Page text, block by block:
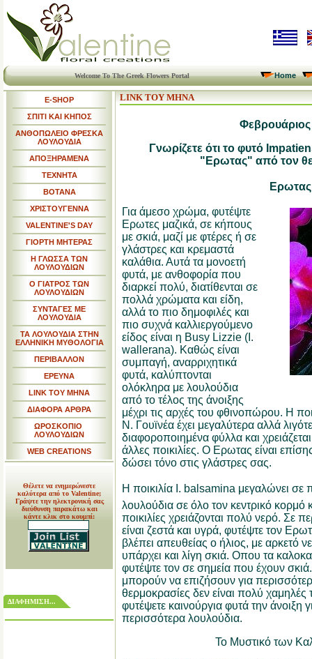
Welcome To The Greek Flowers Portal Home
E-SHOP
ΣΠΙΤΙ ΚΑΙ ΚΗΠΟΣ
ΑΝΘΟΠΩΛΕΙΟ ΦΡΕΣΚΑ
ΛΟΥΛΟΥΔΙΑ
ΑΠΟΞΗΡΑΜΕΝΑ
ΤΕΧΝΗΤΑ
ΒΟΤΑΝΑ
ΧΡΙΣΤΟΥΓΕΝΝΑ
VALENTINE'S DAY
ΓΙΟΡΤΗ ΜΗΤΕΡΑΣ
Η ΓΛΩΣΣΑ ΤΩΝ
ΛΟΥΛΟΥΔΙΩΝ
Ο ΓΙΑΤΡΟΣ ΤΩΝ
ΛΟΥΛΟΥΔΙΩΝ
ΣΥΝΤΑΓΕΣ ΜΕ
ΛΟΥΛΟΥΔΙΑ
ΤΑ ΛΟΥΛΟΥΔΙΑ ΣΤΗΝ
ΕΛΛΗΝΙΚΗ ΜΥΘΟΛΟΓΙΑ
ΠΕΡΙΒΑΛΛΟΝ
ΕΡΕΥΝΑ
LINK TOY MHNA
ΔΙΑΦΟΡΑ ΑΡΘΡΑ
ΩΡΟΣΚΟΠΙΟ
ΛΟΥΛΟΥΔΙΩΝ
WEB CREATIONS
Θέλετε να ενημερώνεστε
καλύτερα από το Valentine;
Γράψτε την ηλεκτρονική σας
διεύθυνση παρακάτω και
κάντε κλικ στο κουμπί:
ΔΙΑΦΗΜΙΣΗ...
LINK ΤΟΥ ΜΗΝΑ
Γνωρίζετε ότι το φυτό
"Ερωτας" από τον
Ερωτας
Για άμεσο χρώμα, φυτέψτε
Ερωτες μαζικά, σε κήπους
με σκιά, μαζί με φτέρες ή σε
γλάστρες και κρεμαστά
καλάθια. Αυτά τα μονοετή
φυτά, με ανθοφορία που
διαρκεί πολύ, διατίθενται σε
πολλά χρώματα και είδη,
αλλά το πιο δημοφιλές και
πιο συχνά καλλιεργούμενο
είδος είναι η Busy Lizzie (I.
wallerana). Καθώς είναι
συμπαγή, αναρριχητικά
φυτά, καλύπτονται
ολόκληρα με λουλούδια
από το τέλος της άνοιξης
μέχρι τις αρχές του φθινοπώρου. Η
Ν. Γουϊνέα έχει μεγαλύτερα αλλά
διαφοροποιημένα φύλλα και
άλλες ποικιλίες. Ο Ερωτας είναι
δώσει τόνο στις γλάστρες σας.
Η ποικιλία I. balsamina μεγαλώνει σε
λουλούδια σε όλο τον κεντρικό κορμό
ποικιλίες χρειάζονται πολύ νερό. Σε
είναι ζεστά και υγρά, φυτέψτε τον
βλέπει απευθείας ο ήλιος, με αρκετό
υπάρχει και λίγη σκιά. Οπου τα
φυτέψτε τον σε σημεία που έχουν σκιά.
μπορούν να επιζήσουν για
θερμοκρασίες δεν είναι πολύ
φυτέψετε καινούργια φυτά την άνοιξη
περισσότερα λουλούδια.
Το Μυστικό των